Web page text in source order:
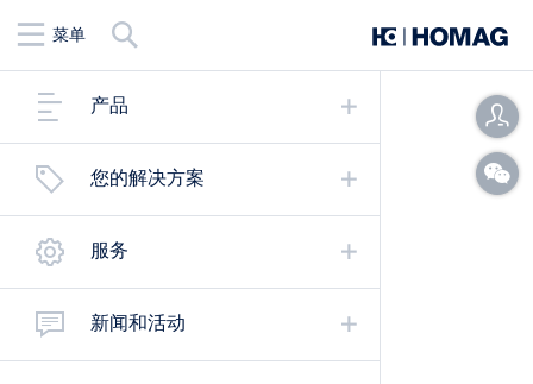
菜单
产品
您的解决方案
服务
新闻和活动